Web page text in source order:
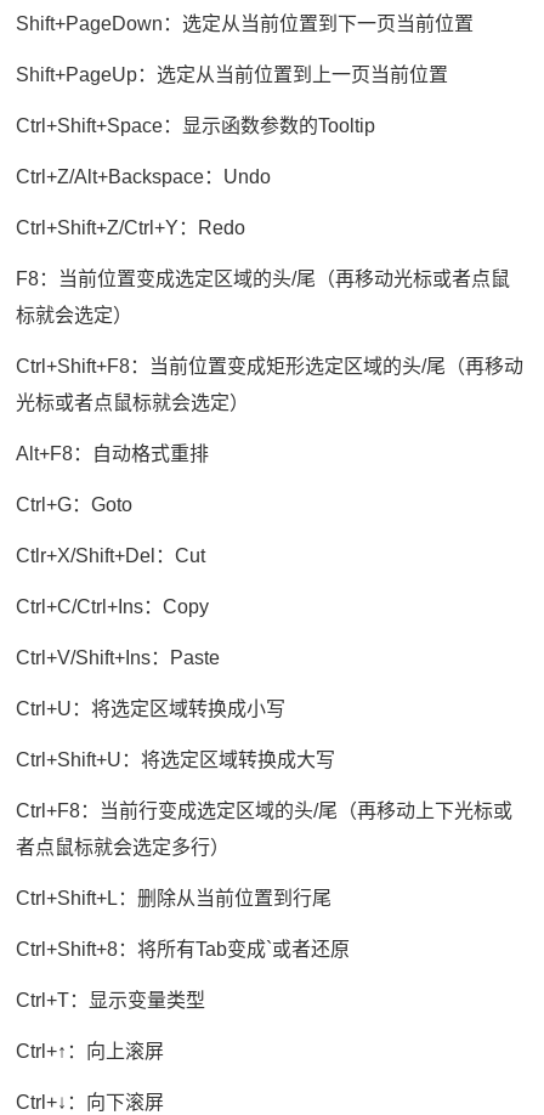
Shift+PageDown：选定从当前位置到下一页当前位置
Shift+PageUp：选定从当前位置到上一页当前位置
Ctrl+Shift+Space：显示函数参数的Tooltip
Ctrl+Z/Alt+Backspace：Undo
Ctrl+Shift+Z/Ctrl+Y：Redo
F8：当前位置变成选定区域的头/尾（再移动光标或者点鼠
标就会选定）
Ctrl+Shift+F8：当前位置变成矩形选定区域的头/尾（再移动
光标或者点鼠标就会选定）
Alt+F8：自动格式重排
Ctrl+G：Goto
Ctlr+X/Shift+Del：Cut
Ctrl+C/Ctrl+Ins：Copy
Ctrl+V/Shift+Ins：Paste
Ctrl+U：将选定区域转换成小写
Ctrl+Shift+U：将选定区域转换成大写
Ctrl+F8：当前行变成选定区域的头/尾（再移动上下光标或
者点鼠标就会选定多行）
Ctrl+Shift+L：删除从当前位置到行尾
Ctrl+Shift+8：将所有Tab变成`或者还原
Ctrl+T：显示变量类型
Ctrl+↑：向上滚屏
Ctrl+↓：向下滚屏